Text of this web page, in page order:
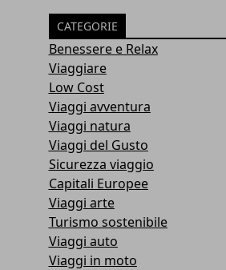
CATEGORIE
Benessere e Relax
Viaggiare
Low Cost
Viaggi avventura
Viaggi natura
Viaggi del Gusto
Sicurezza viaggio
Capitali Europee
Viaggi arte
Turismo sostenibile
Viaggi auto
Viaggi in moto